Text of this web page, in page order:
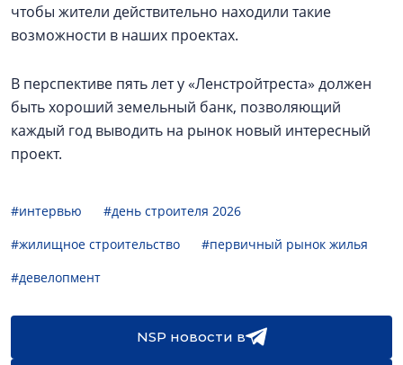
чтобы жители действительно находили такие
возможности в наших проектах.
В перспективе пять лет у «Ленстройтреста» должен
быть хороший земельный банк, позволяющий
каждый год выводить на рынок новый интересный
проект.
#интервью
#день строителя 2026
#жилищное строительство
#первичный рынок жилья
#девелопмент
NSP новости в